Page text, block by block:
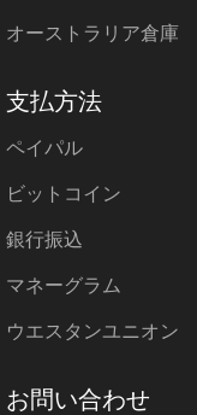
オーストラリア倉庫
支払方法
ペイパル
ビットコイン
銀行振込
マネーグラム
ウエスタンユニオン
お問い合わせ